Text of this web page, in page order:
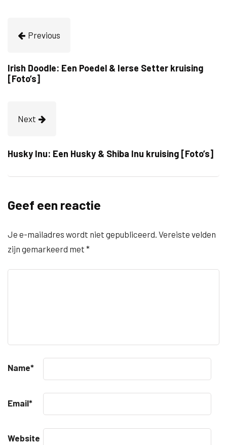
Previous
Irish Doodle: Een Poedel & Ierse Setter kruising
[Foto’s]
Next
Husky Inu: Een Husky & Shiba Inu kruising [Foto’s]
Geef een reactie
Je e-mailadres wordt niet gepubliceerd. Vereiste velden
zijn gemarkeerd met *
Name*
Email*
Website